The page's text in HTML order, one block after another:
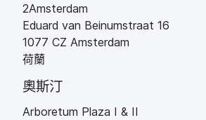
2Amsterdam
Eduard van Beinumstraat 16
1077 CZ Amsterdam
荷蘭
奧斯汀
Arboretum Plaza I& II